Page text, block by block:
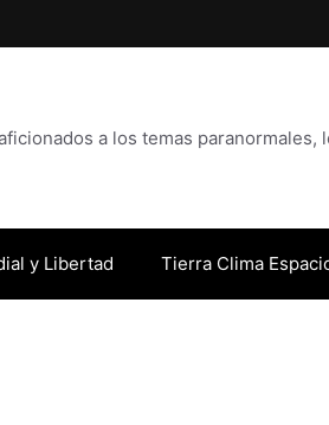
a los temas
y Libertad Tierra Clima